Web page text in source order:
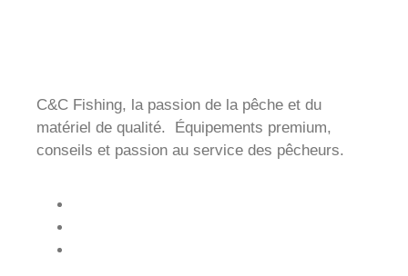
C&C Fishing, la passion de la pêche et du
matériel de qualité. Équipements premium,
conseils et passion au service des pêcheurs.